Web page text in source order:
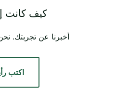
كيف كانت
أخبرنا عن تجربتك.
اكتب